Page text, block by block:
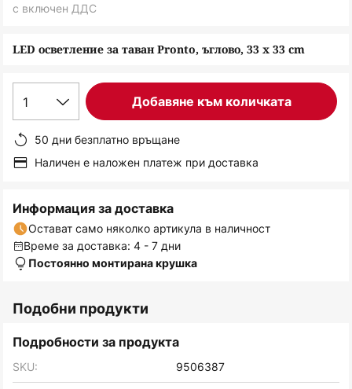
снимки
LED осветление за таван Pronto, ъглово, 33 x 33 cm
с включен ДДС
1 Добавяне към количката
50 дни безплатно връщане
Наличен е наложен платеж при доставка
Информация за доставка
Остават само няколко артикула в наличност
Време за доставка: 4 - 7 дни
Постоянно монтирана крушка
Подобни продукти
Подробности за продукта
SKU: 9506387